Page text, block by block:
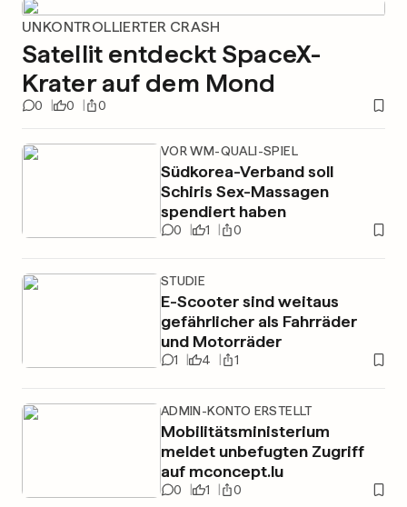
UNKONTROLLIERTER CRASH
Satellit entdeckt SpaceX-
Krater auf dem Mond
0 0 0
VOR WM-QUALI-SPIEL
Südkorea-Verband soll
Schiris Sex-Massagen
spendiert haben
0 1 0
STUDIE
E-Scooter sind weitaus
gefährlicher als Fahrräder
und Motorräder
1 4 1
ADMIN-KONTO ERSTELLT
Mobilitätsministerium
meldet unbefugten Zugriff
auf mconcept.lu
0 1 0